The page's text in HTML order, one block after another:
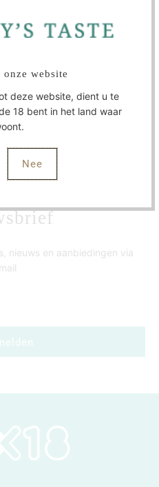
karakter van deze wijn
potentieel. Een wijn
met gerookte salami en
geroosterd rund, kalf,
nieuws en aanbiedingen via
onze website
deze website, dient u te
18 bent in het land waar
Nee